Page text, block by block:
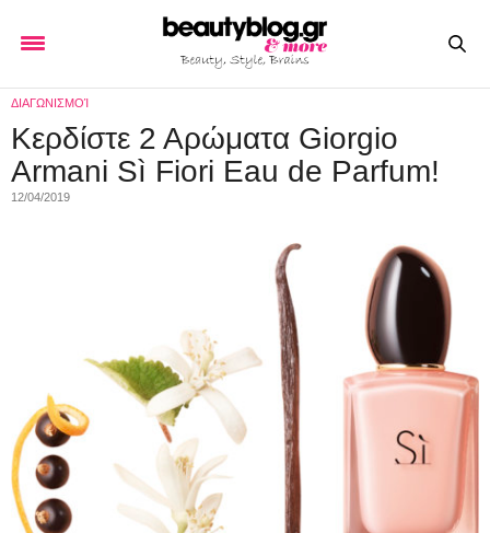
ΔΙΑΓΩΝΙΣΜΟΊ
Κερδίστε 2 Αρώματα Giorgio
Armani Sì Fiori Eau de Parfum!
12/04/2019